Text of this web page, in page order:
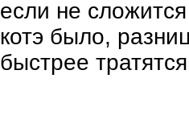
если не
котэ было,
быстрее